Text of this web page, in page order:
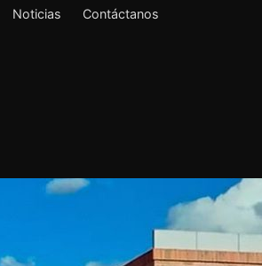
Noticias Contáctanos